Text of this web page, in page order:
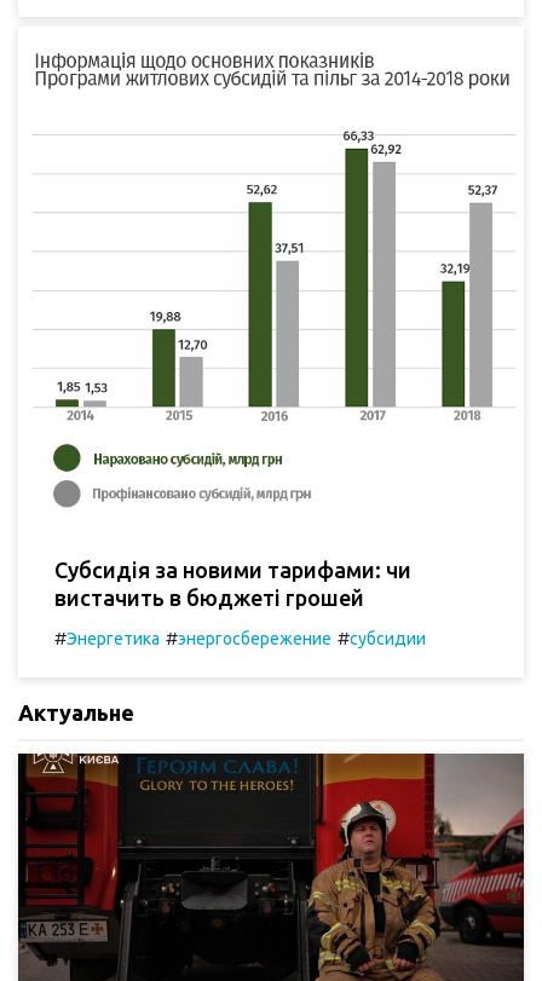
Субсидія за новими тарифами: чи
вистачить в бюджеті грошей
#Энергетика #энергосбережение #субсидии
Актуальне